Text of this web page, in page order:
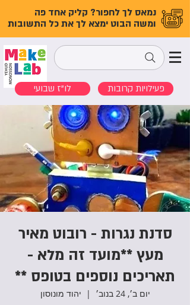
נמאס לך לחפור? קליק אחד פה
ומשה הבוט ימצא לך את כל התשובות
לו"ז שבועי פעילויות קרובות
סדנת נגרות - רובוט מאיר
מעץ **מועד זה מלא -
תאריכים נוספים בטופס **
יום ב׳, 24 בנוב׳
  |
יהוד מונוסון